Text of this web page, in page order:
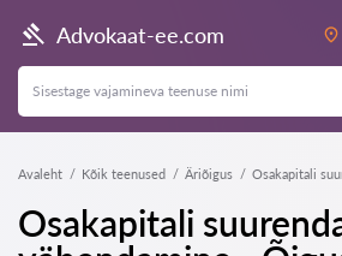
Advokaat-ee.com
Avaleht Kõik teenused Äriõigus Osakapitali
Osakapitali